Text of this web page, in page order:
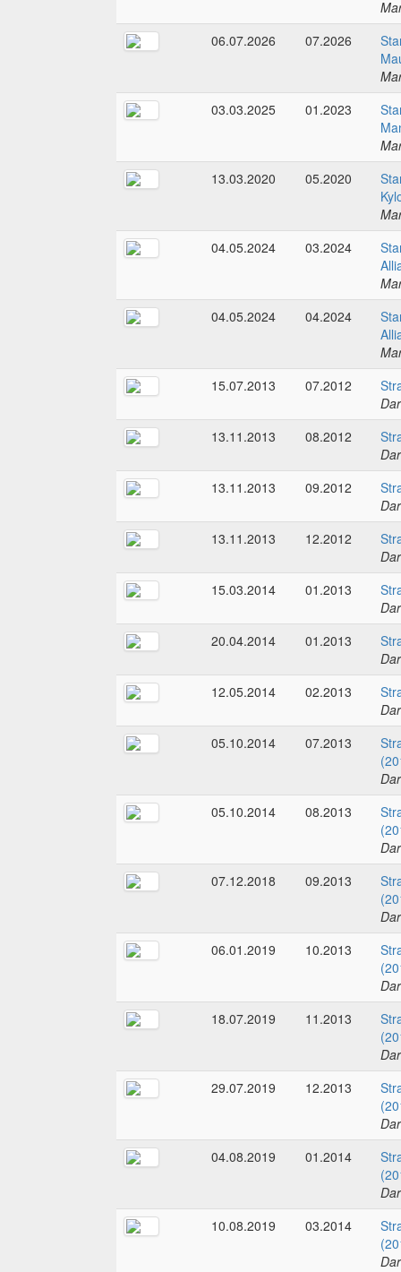
06.07.2026
07.2026
03.03.2025
01.2023
13.03.2020
05.2020
04.05.2024
03.2024
04.05.2024
04.2024
15.07.2013
07.2012
13.11.2013
08.2012
13.11.2013
09.2012
13.11.2013
12.2012
15.03.2014
01.2013
20.04.2014
01.2013
12.05.2014
02.2013
05.10.2014
07.2013
05.10.2014
08.2013
07.12.2018
09.2013
06.01.2019
10.2013
18.07.2019
11.2013
29.07.2019
12.2013
04.08.2019
01.2014
10.08.2019
03.2014